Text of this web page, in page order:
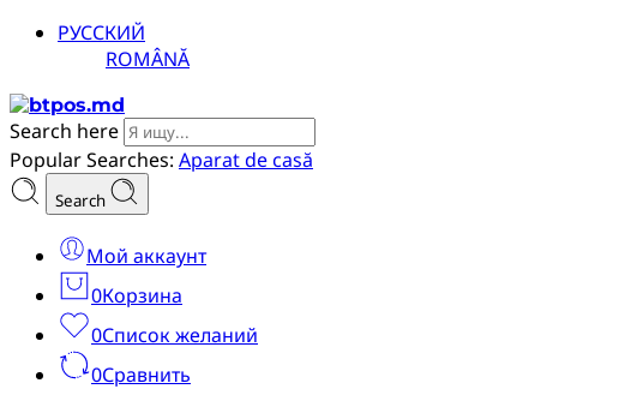
РУССКИЙ
ROMÂNĂ
Search here
Popular Searches: Aparat de casă
Search
Мой аккаунт
0Корзина
0Список желаний
0Сравнить